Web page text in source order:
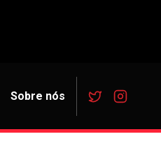
Sobre nós